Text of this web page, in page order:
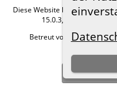
Diese Website läuft mitThe
15.0.3, programmiert
Betreut von
Roland zu
Hier geht
Zur